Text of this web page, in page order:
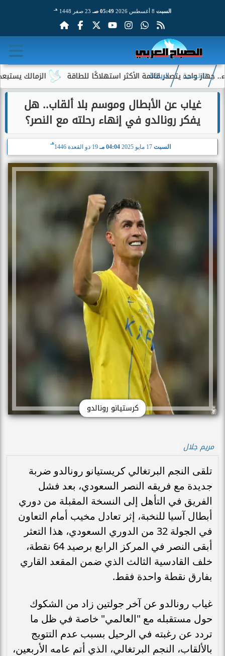
السبت 05:49 صـ 23 صفر 1448 هـ
الزمالك يستبعد 4 لاعبين شباب من حساباته في الموسم الجديد يتصدر قائمة الأكثر استهلاكًا للطاقة
الرئيسية الرياضة
غياب عن الأبطال وموسم بلا ألقاب.. هل
يفكر رونالدو في إنهاء رحلته مع النصر؟
السبت 04:04 مـ 19 ذو القعدة 1446
هـ
كرستيانو رونالدو
مريم جلال
تلقى النجم البرتغالي كريستيانو رونالدو ضربة
جديدة مع فريقه النصر السعودي، بعد فشل
الفريق في التأهل إلى النسخة المقبلة من دوري
أبطال آسيا للنخبة، إثر تعادل مخيب أمام التعاون
في الجولة 32 من الدوري السعودي، هذا التعثر
أبقى النصر في المركز الرابع برصيد 64 نقطة،
خلف القادسية الثالث الذي ضمن المقعد القاري
بفارق نقطة واحدة فقط.
غياب رونالدو عن آخر جولتين زاد من الشكوك
حول مستقبله مع "العالمي" خاصة في ظل ما
تردد عن رغبته في الرحيل بسبب عدم التتويج
بالألقاب، النجم البرتغالي، الذي أتم عامه الأربعين،